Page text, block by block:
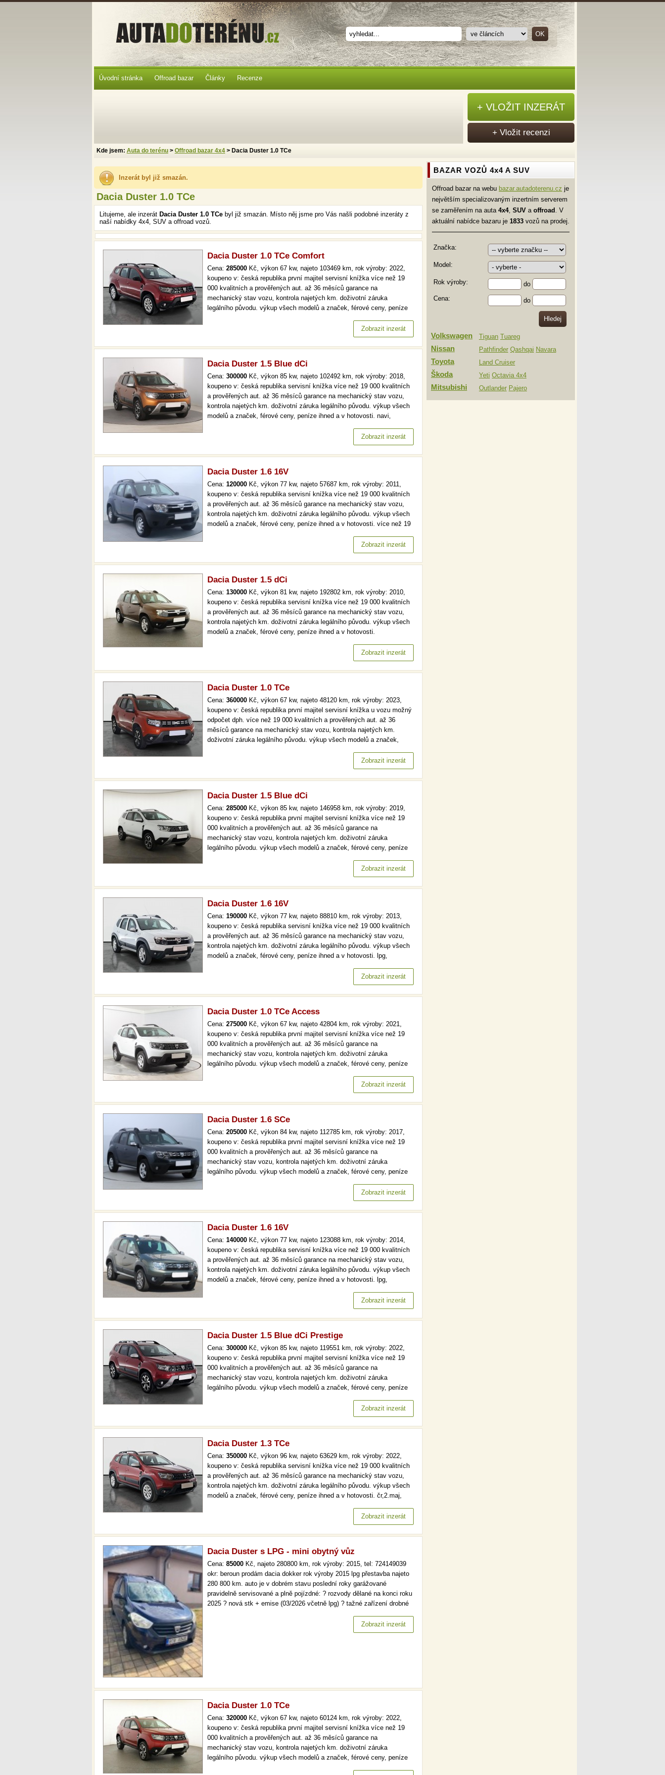
Inzerát byl již smazán.
Dacia Duster 1.0 TCe
Litujeme, ale inzerát Dacia Duster 1.0 TCe byl již smazán. Místo něj jsme pro Vás našli podobné inzeráty z
naší nabídky 4x4, SUV a offroad vozů.
Dacia Duster 1.0 TCe Comfort
Cena: 285000 Kč, výkon 67 kw, najeto 103469 km, rok výroby: 2022,
koupeno v: česká republika první majitel servisní knížka více než 19
000 kvalitních a prověřených aut. až 36 měsíců garance na
mechanický stav vozu, kontrola najetých km. doživotní záruka
legálního původu. výkup všech modelů a značek, férové ceny, peníze
kvalitních a prověřených aut. až 36 měsíců garance na mechanický
Zobrazit inzerát
Dacia Duster 1.5 Blue dCi
Cena: 300000 Kč, výkon 85 kw, najeto 102492 km, rok výroby: 2018,
koupeno v: česká republika servisní knížka více než 19 000 kvalitních
a prověřených aut. až 36 měsíců garance na mechanický stav vozu,
kontrola najetých km. doživotní záruka legálního původu. výkup všech
modelů a značek, férové ceny, peníze ihned a v hotovosti. navi,
až 36 měsíců garance na mechanický stav vozu, kontrola…Zobrazit inzerát
Dacia Duster 1.6 16V
Cena: 120000 Kč, výkon 77 kw, najeto 57687 km, rok výroby: 2011,
koupeno v: česká republika servisní knížka více než 19 000 kvalitních
a prověřených aut. až 36 měsíců garance na mechanický stav vozu,
kontrola najetých km. doživotní záruka legálního původu. výkup všech
modelů a značek, férové ceny, peníze ihned a v hotovosti. více než 19
mechanický stav vozu, kontrola najetých km. doživotní záruka…
Zobrazit inzerát
Dacia Duster 1.5 dCi
Cena: 130000 Kč, výkon 81 kw, najeto 192802 km, rok výroby: 2010,
koupeno v: česká republika servisní knížka více než 19 000 kvalitních
a prověřených aut. až 36 měsíců garance na mechanický stav vozu,
kontrola najetých km. doživotní záruka legálního původu. výkup všech
modelů a značek, férové ceny, peníze ihned a v hotovosti.
měsíců garance na mechanický stav vozu, kontrola najetých km.…
Zobrazit inzerát
Dacia Duster 1.0 TCe
Cena: 360000 Kč, výkon 67 kw, najeto 48120 km, rok výroby: 2023,
koupeno v: česká republika první majitel servisní knížka u vozu možný
odpočet dph. více než 19 000 kvalitních a prověřených aut. až 36
měsíců garance na mechanický stav vozu, kontrola najetých km.
doživotní záruka legálního původu. výkup všech modelů a značek,
více než 19 000 kvalitních a prověřených aut. až 36 měsíců…Zobrazit inzerát
Dacia Duster 1.5 Blue dCi
Cena: 285000 Kč, výkon 85 kw, najeto 146958 km, rok výroby: 2019,
koupeno v: česká republika první majitel servisní knížka více než 19
000 kvalitních a prověřených aut. až 36 měsíců garance na
mechanický stav vozu, kontrola najetých km. doživotní záruka
legálního původu. výkup všech modelů a značek, férové ceny, peníze
kvalitních a prověřených aut. až 36 měsíců garance na mechanický
Zobrazit inzerát
Dacia Duster 1.6 16V
Cena: 190000 Kč, výkon 77 kw, najeto 88810 km, rok výroby: 2013,
koupeno v: česká republika servisní knížka více než 19 000 kvalitních
a prověřených aut. až 36 měsíců garance na mechanický stav vozu,
kontrola najetých km. doživotní záruka legálního původu. výkup všech
modelů a značek, férové ceny, peníze ihned a v hotovosti. lpg,
až 36 měsíců garance na mechanický stav vozu, kontrola…Zobrazit inzerát
Dacia Duster 1.0 TCe Access
Cena: 275000 Kč, výkon 67 kw, najeto 42804 km, rok výroby: 2021,
koupeno v: česká republika první majitel servisní knížka více než 19
000 kvalitních a prověřených aut. až 36 měsíců garance na
mechanický stav vozu, kontrola najetých km. doživotní záruka
legálního původu. výkup všech modelů a značek, férové ceny, peníze
prověřených aut. až 36 měsíců garance na mechanický stav vozu,
Zobrazit inzerát
Dacia Duster 1.6 SCe
Cena: 205000 Kč, výkon 84 kw, najeto 112785 km, rok výroby: 2017,
koupeno v: česká republika první majitel servisní knížka více než 19
000 kvalitních a prověřených aut. až 36 měsíců garance na
mechanický stav vozu, kontrola najetých km. doživotní záruka
legálního původu. výkup všech modelů a značek, férové ceny, peníze
prověřených aut. až 36 měsíců garance na mechanický stav vozu,
Zobrazit inzerát
Dacia Duster 1.6 16V
Cena: 140000 Kč, výkon 77 kw, najeto 123088 km, rok výroby: 2014,
koupeno v: česká republika servisní knížka více než 19 000 kvalitních
a prověřených aut. až 36 měsíců garance na mechanický stav vozu,
kontrola najetých km. doživotní záruka legálního původu. výkup všech
modelů a značek, férové ceny, peníze ihned a v hotovosti. lpg,
prověřených aut. až 36 měsíců garance na mechanický stav vozu,…
Zobrazit inzerát
Dacia Duster 1.5 Blue dCi Prestige
Cena: 300000 Kč, výkon 85 kw, najeto 119551 km, rok výroby: 2022,
koupeno v: česká republika první majitel servisní knížka více než 19
000 kvalitních a prověřených aut. až 36 měsíců garance na
mechanický stav vozu, kontrola najetých km. doživotní záruka
legálního původu. výkup všech modelů a značek, férové ceny, peníze
kvalitních a prověřených aut. až 36 měsíců garance na mechanický
Zobrazit inzerát
Dacia Duster 1.3 TCe
Cena: 350000 Kč, výkon 96 kw, najeto 63629 km, rok výroby: 2022,
koupeno v: česká republika servisní knížka více než 19 000 kvalitních
a prověřených aut. až 36 měsíců garance na mechanický stav vozu,
kontrola najetých km. doživotní záruka legálního původu. výkup všech
modelů a značek, férové ceny, peníze ihned a v hotovosti. čr,2.maj,
36 měsíců garance na mechanický stav vozu, kontrola…Zobrazit inzerát
Dacia Duster s LPG - mini obytný vůz
Cena: 85000 Kč, najeto 280800 km, rok výroby: 2015, tel: 724149039
okr: beroun prodám dacia dokker rok výroby 2015 lpg přestavba najeto
280 800 km. auto je v dobrém stavu poslední roky garážované
pravidelně servisované a plně pojízdné: ? rozvody dělané na konci roku
2025 ? nová stk + emise (03/2026 včetně lpg) ? tažné zařízení drobné
Zobrazit inzerát
Dacia Duster 1.0 TCe
Cena: 320000 Kč, výkon 67 kw, najeto 60124 km, rok výroby: 2022,
koupeno v: česká republika první majitel servisní knížka více než 19
000 kvalitních a prověřených aut. až 36 měsíců garance na
mechanický stav vozu, kontrola najetých km. doživotní záruka
legálního původu. výkup všech modelů a značek, férové ceny, peníze
BAZAR VOZŮ 4x4 A SUV
Offroad bazar na webu bazar.autadoterenu.cz je
největším specializovaným inzertním serverem
se zaměřením na auta 4x4, SUV a offroad . V
aktuální nabídce bazaru je 1833 vozů na prodej.
Značka:
Model:
Rok výroby:
do
Cena:
do
Volkswagen Tiguan Tuareg
Nissan Pathfinder Qashqai Navara
Toyota Land Cruiser
Škoda Yeti Octavia 4x4
Mitsubishi Outlander Pajero
Úvodní stránka Offroad bazar Články Recenze
Kde jsem: Auta do terénu > Offroad bazar 4x4 > Dacia Duster 1.0 TCe
+ VLOŽIT INZERÁT
+ Vložit recenzi